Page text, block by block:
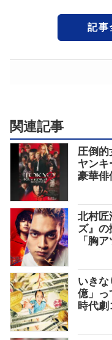
記事
関連記事
圧倒
ヤン
豪華俳
北村匠
ズ』の
「胸ア
いき
億」
時代劇